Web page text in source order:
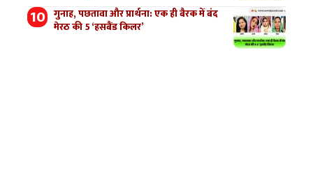
गुनाह, पछतावा और प्रार्थना: एक ही बैरक में बंद
मेरठ की 5 ‘हसबैंड किलर’